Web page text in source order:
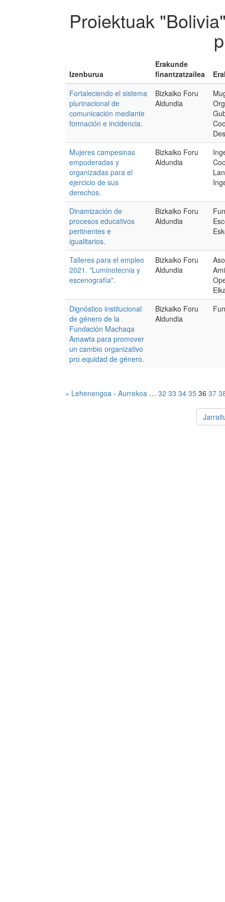
Proiektuak
Izenburua
Erakunde
finantzatzailea
Fortaleciendo el sistema
plurinacional de
comunicación mediante
formación e incidencia.
Bizkaiko Foru
Aldundia
Mujeres campesinas
empoderadas y
organizadas para el
ejercicio de sus
derechos.
Bizkaiko Foru
Aldundia
Dinamización de
procesos educativos
pertinentes e
igualitarios.
Bizkaiko Foru
Aldundia
Talleres para el empleo
2021. "Luminotecnia y
escenografía".
Bizkaiko Foru
Aldundia
Dignóstico institucional
de género de la
Fundación Machaqa
Amawta para promover
un cambio organizativo
pro equidad de género.
Bizkaiko Foru
Aldundia
« Lehenengoa ‹ Aurrekoa … 32 33 34 35 36 37